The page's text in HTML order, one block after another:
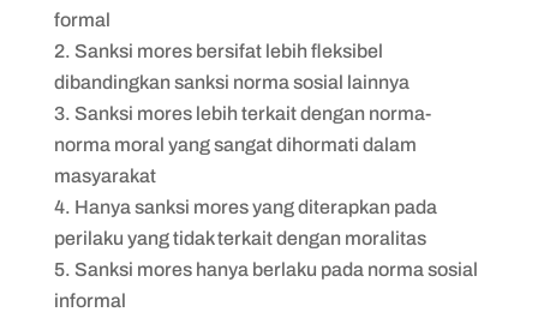
formal
Sanksi mores bersifat lebih fleksibel
dibandingkan sanksi norma sosial lainnya
Sanksi mores lebih terkait dengan norma-
norma moral yang sangat dihormati dalam
masyarakat
Hanya sanksi mores yang diterapkan pada
perilaku yang tidak terkait dengan moralitas
Sanksi mores hanya berlaku pada norma sosial
informal